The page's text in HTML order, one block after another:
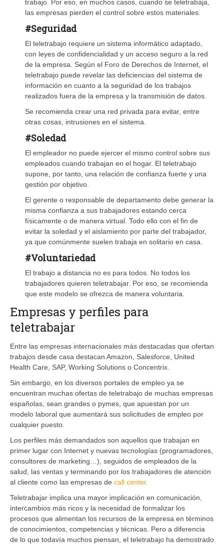
trabajo. Por eso, en muchos casos, cuando se teletrabaja,
las empresas pierden el control sobre estos materiales.
#Seguridad
El teletrabajo requiere un sistema informático adaptado,
con leyes de confidencialidad y un acceso seguro a la red
de la empresa. Según el Foro de Derechos de Internet, el
teletrabajo puede revelar las deficiencias del sistema de
información en cuanto a la seguridad de los trabajos
realizados fuera de la empresa y la transmisión de datos.
Se recomienda crear una red privada para evitar, entre
otras cosas, intrusiones en el sistema.
#Soledad
El empleador no puede ejercer el mismo control sobre sus
empleados cuando trabajan en el hogar. El teletrabajo
supone, por tanto, una relación de confianza fuerte y una
gestión por objetivo.
El gerente o responsable de departamento debe generar la
misma confianza a sus trabajadores estando cerca
físicamente o de manera virtual. Todo ello con el fin de
evitar la soledad y el aislamiento por parte del trabajador,
ya que comúnmente suelen trabaja en solitario en casa.
#Voluntariedad
El trabajo a distancia no es para todos. No todos los
trabajadores quieren teletrabajar. Por eso, se recomienda
que este modelo se ofrezca de manera voluntaria.
Empresas y perfiles para
teletrabajar
Entre las empresas internacionales más destacadas que ofertan
trabajos desde casa destacan Amazon, Salesforce, United
Health Care, SAP, Working Solutions o Concentrix.
Sin embargo, en los diversos portales de empleo ya se
encuentran muchas ofertas de teletrabajo de muchas empresas
españolas, sean grandes o pymes, que apuestan por un
modelo laboral que aumentará sus solicitudes de empleo por
cualquier puesto.
Los perfiles más demandados son aquellos que trabajan en
primer lugar con Internet y nuevas tecnologías (programadores,
consultores de marketing…), seguidos de empleados de la
salud, las ventas y terminando por los trabajadores de atención
al cliente como las empresas de call center.
Teletrabajar implica una mayor implicación en comunicación,
intercambios más ricos y la necesidad de formalizar los
procesos que alimentan los recursos de la empresa en términos
de conocimientos, competencias y técnicas. Pero a diferencia
de lo que todavía muchos piensan, el teletrabajo ha demostrado